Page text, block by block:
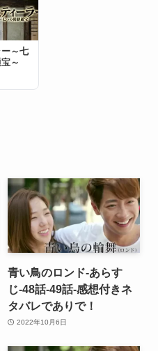
～七
～
青い鳥のロンド-あらす
じ-48話-49話-感想付きネ
タバレでありで！
2022年10月6日